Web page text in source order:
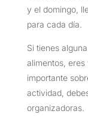
y el domingo,
para cada día.
Si tienes
alimentos,
importante
actividad,
organizadoras.